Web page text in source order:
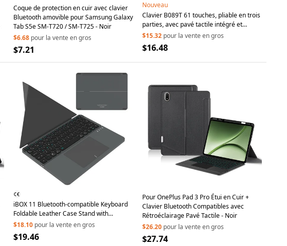
Coque de protection en cuir avec clavier
Bluetooth amovible pour Samsung Galaxy
Tab S5e SM-T720 / SM-T725 - Noir
$6.68 pour la vente en gros
$7.21
Nouveau
Clavier B089T 61 touches, pliable en trois
parties, avec pavé tactile intégré et
support pour téléphone, tablette, PC -
Noir
$15.32 pour la vente en gros
$16.48
iBOX 11 Bluetooth-compatible Keyboard
Foldable Leather Case Stand with
Touchpad Wireless Keyboard for Tablet -
Grey
$18.10 pour la vente en gros
$19.46
Pour OnePlus Pad 3 Pro Étui en Cuir +
Clavier Bluetooth Compatibles avec
Rétroéclairage Pavé Tactile - Noir
$26.20 pour la vente en gros
$27.74